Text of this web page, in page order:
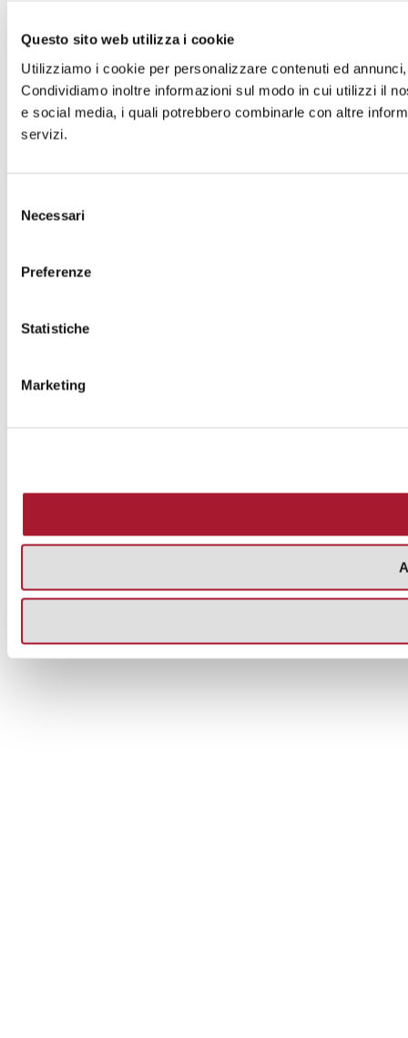
Questo sito web utilizza i cookie
Utilizziamo i cookie per personalizzare contenuti ed
Condividiamo inoltre informazioni sul modo in cui utilizzi il
e social media, i quali potrebbero combinarle con altre
servizi.
delNecessari
Preferenze
Statistiche
Marketing